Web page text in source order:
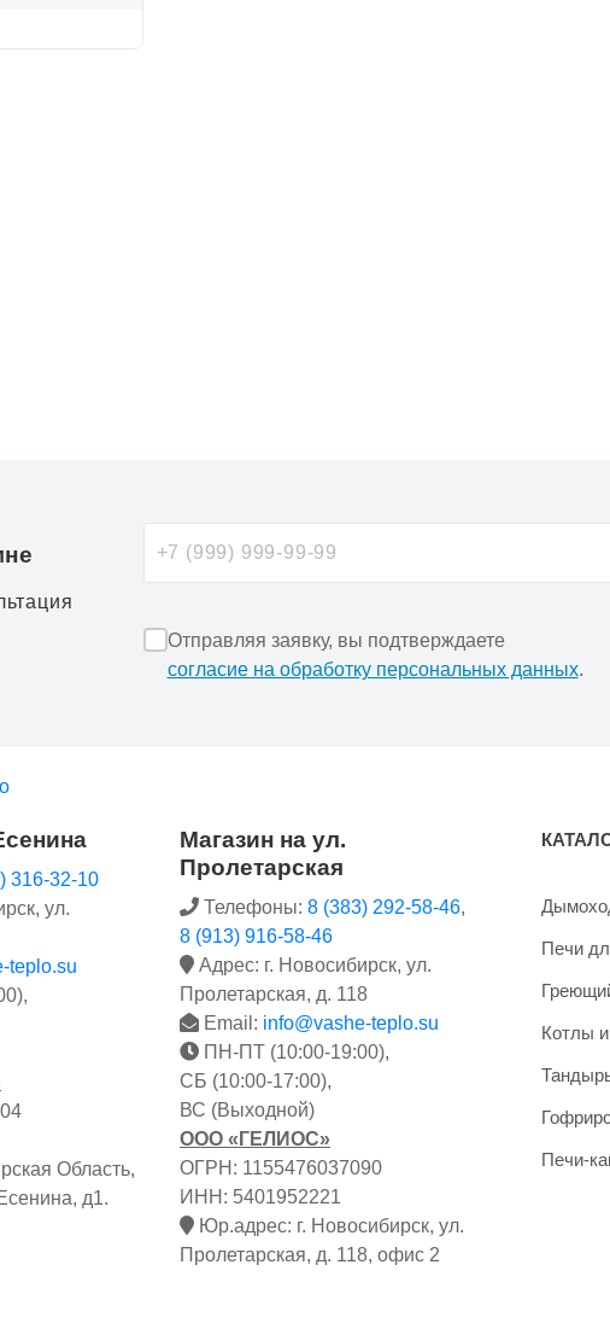
Отправляя заявку, вы подтверждаете
согласие на обработку персональных данных.
316-32-10
ул.
teplo.su
Область,
д1.
Магазин на ул.
Пролетарская
Телефоны: 8 (383) 292-58-46,
8 (913) 916-58-46
Адрес: г. Новосибирск, ул.
Пролетарская, д. 118
Email: info@vashe-teplo.su
ПН-ПТ (10:00-19:00),
СБ (10:00-17:00),
ВС (Выходной)
ООО «ГЕЛИОС»
ОГРН: 1155476037090
ИНН: 5401952221
Юр.адрес: г. Новосибирск, ул.
Пролетарская, д. 118, офис 2
Печи
Котлы
Печи-